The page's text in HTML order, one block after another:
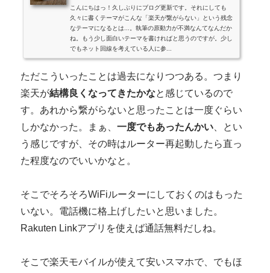
こんにちはっ！久しぶりにブログ更新です。それにしても
久々に書くテーマがこんな「楽天が繋がらない」という残念
なテーマになるとは...。執筆の原動力が不満なんてなんだか
ね。もう少し面白いテーマを書ければと思うのですが。少し
でもネット回線を考えている人に参...
ただこういったことは過去になりつつある。つまり
楽天が結構良くなってきたかなと感じているので
す。あれから繋がらないと思ったことは一度ぐらい
しかなかった。まぁ、一度でもあったんかい 、とい
う感じですが、その時はルーター再起動したら直っ
た程度なのでいいかなと。
そこでそろそろWiFiルーターにしておくのはもった
いない。電話機に格上げしたいと思いました。
Rakuten Linkアプリを使えば通話無料だしね。
そこで楽天モバイルが使えて安いスマホで、でもほ